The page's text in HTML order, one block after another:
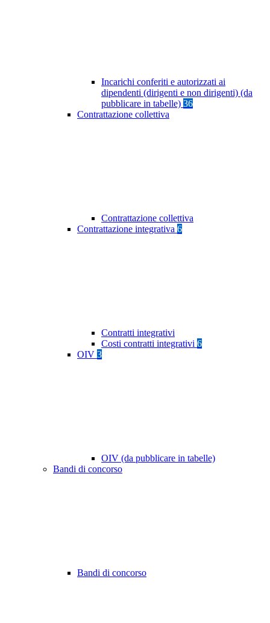
Incarichi conferiti e autorizzati ai
dipendenti (dirigenti e non dirigenti) (da
pubblicare in tabelle) 36
Contrattazione collettiva
Contrattazione collettiva
Contrattazione integrativa 6
Contratti integrativi
Costi contratti integrativi 6
OIV 3
OIV (da pubblicare in tabelle)
Bandi di concorso
Bandi di concorso